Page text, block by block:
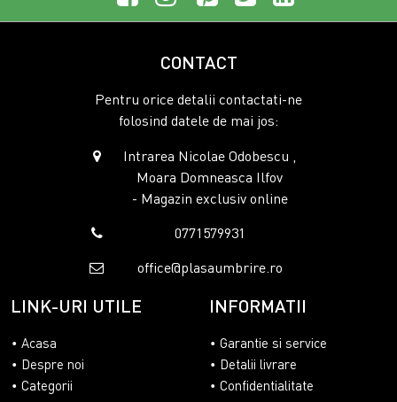
CONTACT
Pentru orice detalii contactati-ne
folosind datele de mai jos:
Intrarea Nicolae Odobescu ,
Moara Domneasca Ilfov
- Magazin exclusiv online
0771579931
office@plasaumbrire.ro
LINK-URI UTILE
Acasa
Despre noi
Categorii
INFORMATII
Garantie si service
Detalii livrare
Confidentialitate